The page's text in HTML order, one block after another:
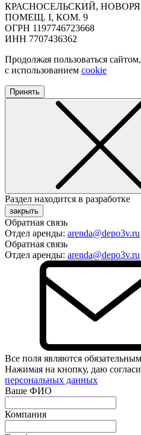
КРАСНОСЕЛЬСКИЙ,
ПОМЕЩ. I, КОМ. 9
ОГРН 1197746723668
ИНН 7707436362
Продолжая пользоваться
с использованием cookie
Принять
Раздел находится в разработке
закрыть
Обратная связь
Отдел аренды: arenda@depo3v.ru
Обратная связь
Отдел аренды: arenda@depo3v.ru
Все поля являются
Нажимая на кнопку, даю
персональных данных
Ваше ФИО
Компания